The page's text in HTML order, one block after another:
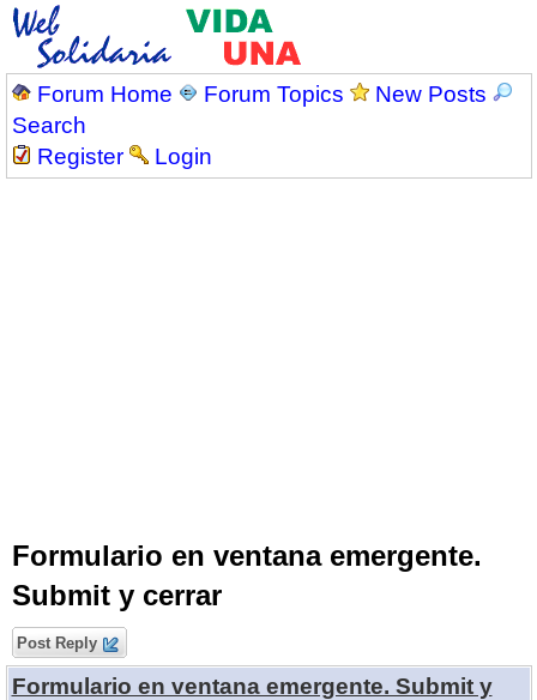
Forum Home Forum Topics
New Posts
Search
Register
Login
Formulario en ventana emergente.
Submit y cerrar
Post Reply
Formulario en ventana emergente. Submit y